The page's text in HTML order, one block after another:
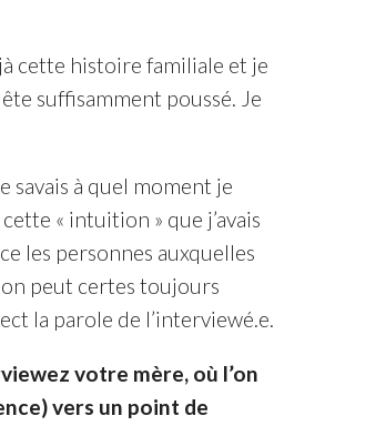
cette histoire familiale et je
suffisamment poussé. Je
savais à quel moment je
« intuition » que j’avais
les personnes auxquelles
peut certes toujours
la parole de l’interviewé.e.
votre mère, où l’on
vers un point de